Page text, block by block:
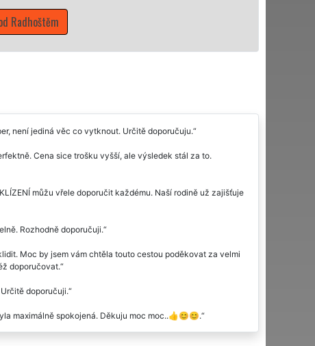
není jediná věc co vytknout. Určitě doporučuju.
Cena sice trošku vyšší, ale výsledek stál za to.
můžu vřele doporučit každému. Naší rodině už zajišťuje
Rozhodně doporučuji.
Moc by jsem vám chtěla touto cestou poděkovat za velmi
doporučovat.
doporučuji.
maximálně spokojená. Děkuju moc moc..👍😊😊.